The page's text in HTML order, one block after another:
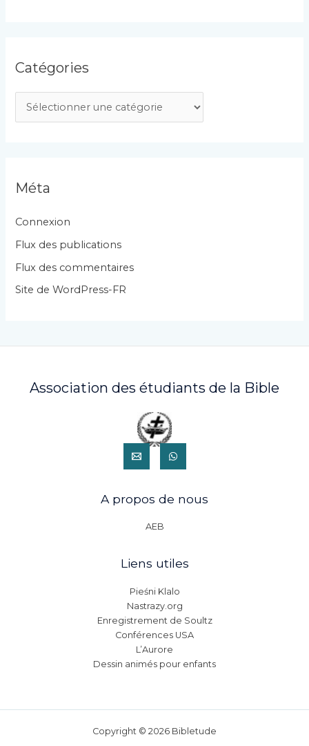
Catégories
a
g
r
i
e
Méta
Connexion
Flux des publications
Flux des commentaires
Site de WordPress-FR
Association des étudiants de la Bible
A propos de nous
AEB
Liens utiles
Pieśni Klalo
Nastrazy.org
Enregistrement de Soultz
Conférences USA
L’Aurore
Dessin animés pour enfants
Copyright © 2026 Bibletude